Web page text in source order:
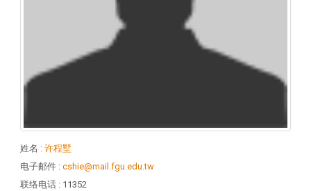
姓名 :许程墅
电子邮件 :cshie@mail.fgu.edu.tw
联络电话 : 11352